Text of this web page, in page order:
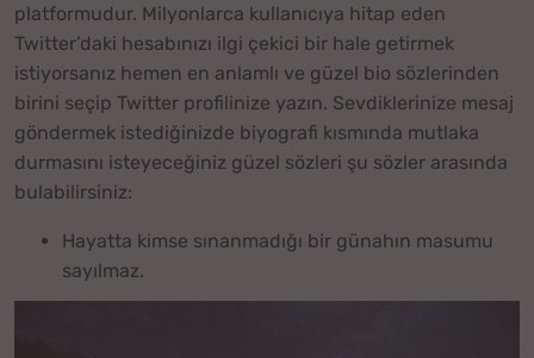
platformudur. Milyonlarca kullanıcıya hitap eden
Twitter’daki hesabınızı ilgi çekici bir hale getirmek
istiyorsanız hemen en anlamlı ve güzel bio sözlerinden
birini seçip Twitter profilinize yazın. Sevdiklerinize mesaj
göndermek istediğinizde biyografi kısmında mutlaka
durmasını isteyeceğiniz güzel sözleri şu sözler arasında
bulabilirsiniz:
Hayatta kimse sınanmadığı bir günahın masumu
sayılmaz.